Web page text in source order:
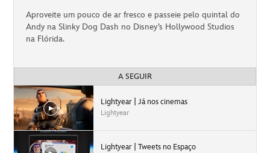
Aproveite um pouco de ar fresco e passeie pelo quintal do
Andy na Slinky Dog Dash no Disney’s Hollywood Studios
na Flórida.
A SEGUIR
Lightyear | Já nos cinemas
Lightyear
Lightyear | Tweets no Espaço